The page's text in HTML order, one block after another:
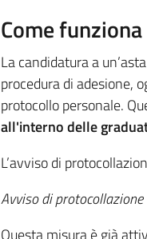
Come
La candidatura a
procedura di adesione,
protocollo personale.
all'interno delle
L’avviso di
Avviso di
Questa misura è già